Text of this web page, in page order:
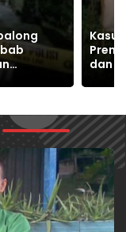
Berat
Warga
RI,